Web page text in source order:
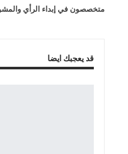
متخصصون في إبداء الرأي
قد يعجبك ايضا